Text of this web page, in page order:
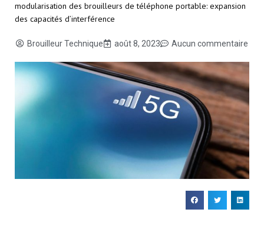
modularisation des brouilleurs de téléphone portable: expansion
des capacités d’interférence
Brouilleur Technique août 8, 2023 Aucun commentaire